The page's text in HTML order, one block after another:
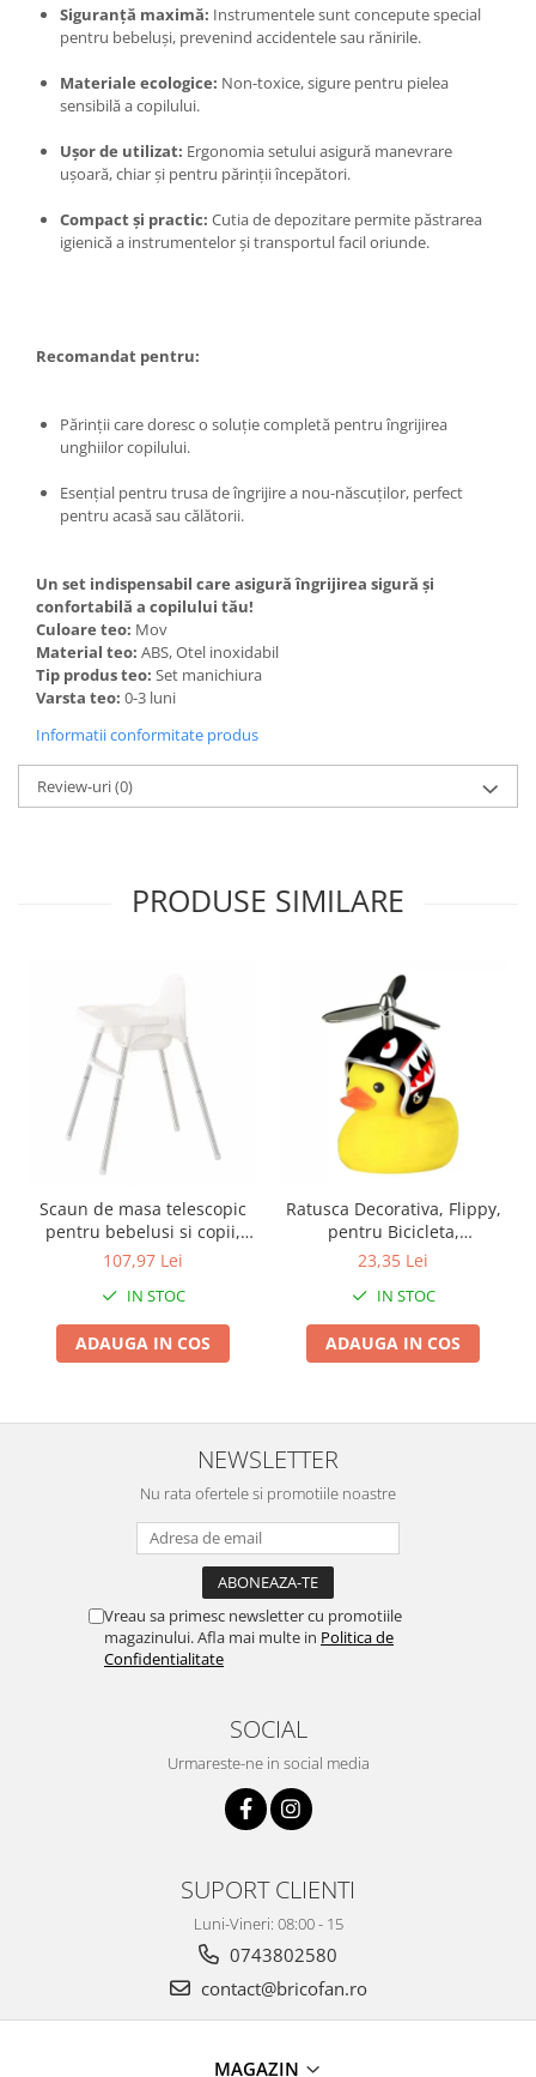
Accesorii pentru animale
Aparate de Masaj
Articole si accesorii birou
Storcatoare / Blendere
Genți de voiaj & genți
Siguranță maximă: Instrumentele sunt concepute special
pentru bebeluși, prevenind accidentele sau rănirile.
Materiale ecologice: Non-toxice, sigure pentru pielea
sensibilă a copilului.
Ușor de utilizat: Ergonomia setului asigură manevrare
ușoară, chiar și pentru părinții începători.
Compact și practic: Cutia de depozitare permite păstrarea
igienică a instrumentelor și transportul facil oriunde.
Recomandat pentru:
Părinții care doresc o soluție completă pentru îngrijirea
unghiilor copilului.
Esențial pentru trusa de îngrijire a nou-născuților, perfect
pentru acasă sau călătorii.
Un set indispensabil care asigură îngrijirea sigură și
confortabilă a copilului tău!
Culoare teo: Mov
Material teo: ABS, Otel inoxidabil
Tip produs teo: Set manichiura
Varsta teo: 0-3 luni
Informatii conformitate produs
Review-uri(0)
PRODUSE SIMILARE
Scaun de masa telescopic
pentru bebelusi si copii,
Flippy, cu Suport picioare si
reglabil pe inaltime, Varsta
6-32 luni, Alb
107,97 Lei
IN STOC
ADAUGA IN COS
Ratusca Decorativa, Flippy,
pentru Bicicleta,
Motocicleta, Masina, cu
7.5 x 9 cm, cu Casca, Negru
23,35 Lei
IN STOC
ADAUGA IN COS
NEWSLETTER
Nu rata ofertele si promotiile noastre
Vreau sa primesc newsletter cu promotiile
magazinului. Afla mai multe in Politica de
Confidentialitate
SOCIAL
Urmareste-ne in social media
SUPORT CLIENTI
Luni-Vineri: 08:00 - 15
0743802580
contact@bricofan.ro
MAGAZIN